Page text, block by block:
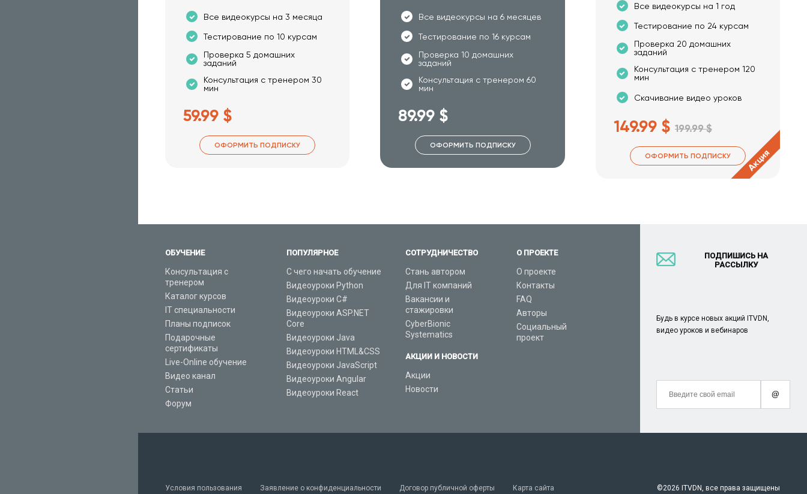
Все видеокурсы на 3 месяца
Тестирование по 10 курсам
Проверка 5 домашних
заданий
Консультация с тренером 30
мин
59.99 $
ОФОРМИТЬ ПОДПИСКУ
Все видеокурсы на 6 месяцев
Тестирование по 16 курсам
Проверка 10 домашних
заданий
Консультация с тренером 60
мин
89.99 $
ОФОРМИТЬ ПОДПИСКУ
Все видеокурсы на 1 год
Тестирование по 24 курсам
Проверка 20 домашних
заданий
Консультация с тренером 120
мин
Скачивание видео уроков
149.99 $ 199.99 $
ОФОРМИТЬ ПОДПИСКУ Акция
ОБУЧЕНИЕ
Консультация с
тренером
Каталог курсов
IT специальности
Планы подписок
Подарочные
сертификаты
Live-Online обучение
Видео канал
Статьи
Форум
ПОПУЛЯРНОЕ
С чего начать обучение
Видеоуроки Python
Видеоуроки C#
Видеоуроки ASP.NET
Core
Видеоуроки Java
Видеоуроки HTML&CSS
Видеоуроки JavaScript
Видеоуроки Angular
Видеоуроки React
СОТРУДНИЧЕСТВО
Стань автором
Для IT компаний
Вакансии и
стажировки
CyberBionic
Systematics
АКЦИИ И НОВОСТИ
Акции
Новости
О ПРОЕКТЕ
О проекте
Контакты
FAQ
Авторы
Социальный
проект
ПОДПИШИСЬ НА
РАССЫЛКУ
Будь в курсе новых акций ITVDN,
видео уроков и вебинаров
@
Условия пользования Заявление о конфиденциальности Договор публичной оферты Карта сайта ©2026 ITVDN, все права защищены